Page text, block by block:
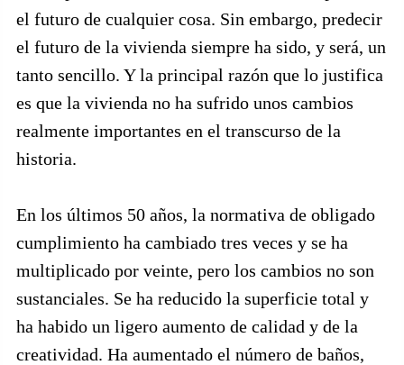
el futuro de cualquier cosa. Sin embargo, predecir
el futuro de la vivienda siempre ha sido, y será, un
tanto sencillo. Y la principal razón que lo justifica
es que la vivienda no ha sufrido unos cambios
realmente importantes en el transcurso de la
historia.
En los últimos 50 años, la normativa de obligado
cumplimiento ha cambiado tres veces y se ha
multiplicado por veinte, pero los cambios no son
sustanciales. Se ha reducido la superficie total y
ha habido un ligero aumento de calidad y de la
creatividad. Ha aumentado el número de baños,